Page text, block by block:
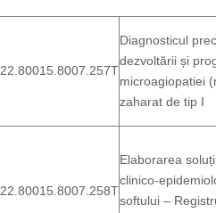
22.80015.8007.257T
Diagnosticul
dezvoltării și
microagiopatiei
zaharat de tip I
22.80015.8007.258T
Elaborarea
clinico-
softului –